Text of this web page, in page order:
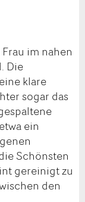
im nahen
Die
klare
sogar das
ein
Schönsten
gereinigt zu
den